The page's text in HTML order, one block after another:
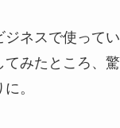
ネスで使って
てみたところ、
。